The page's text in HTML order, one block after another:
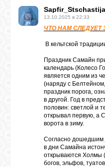
Sapfir_Stschastija
13.10.2025 в 22:33
ЧТО НАМ СЛЕДУЕТ
В кельтской
Праздник Самайн
календарь (Колесо
является одним из
(наряду с
праздник порога,
в другой. Год в
половин: светлой и
открывал первую, а
ворота в зиму.
Согласно дошедшим
в дни Самайна
открываются Холмы
богов, эльфов,